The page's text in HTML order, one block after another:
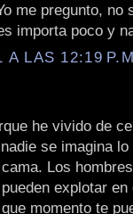
me pregunto, no
importa poco y
A LAS 12:19
he vivido de
se imagina
Los
explotar en
momento te